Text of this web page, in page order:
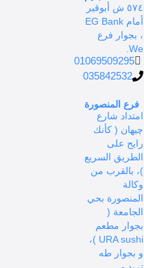
٥٧٤ ش أبوقير
أمام EG Bank
، بجوار فرع
We.
01069509295
035842532
فرع المنصورة
امتداد شارع
چيهان ( كأنك
رايح على
الطريق السريع
)، بالقرب من
وكالة
المنصورة بحي
الجامعة (
بجوار مطعم
URA sushi )،
و بجوار طه